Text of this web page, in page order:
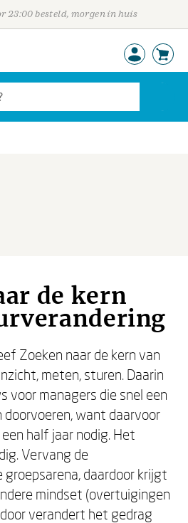
23:00 besteld, morgen in huis
de kern
Zoeken naar de kern van
meten, sturen. Daarin
voor managers die snel een
want daarvoor
half jaar nodig. Het
Vervang de
groepsarena, daardoor krijgt
mindset (overtuigingen
verandert het gedrag